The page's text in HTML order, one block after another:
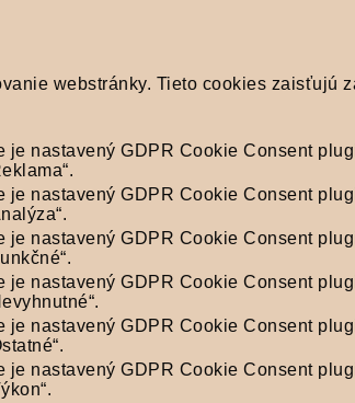
webstránky. Tieto cookies
je nastavený GDPR Cookie Consent
je nastavený GDPR Cookie Consent
je nastavený GDPR Cookie Consent
je nastavený GDPR Cookie Consent
je nastavený GDPR Cookie Consent
je nastavený GDPR Cookie Consent